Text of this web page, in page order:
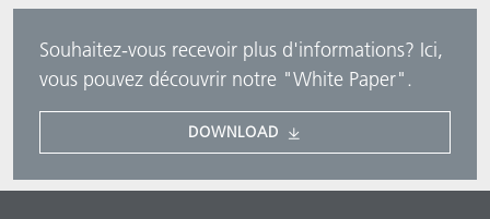
Souhaitez-vous recevoir plus d'informations? Ici,
vous pouvez découvrir notre "White Paper".
DOWNLOAD